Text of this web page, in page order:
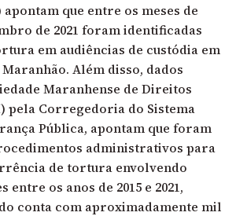
que entre os meses de
de 2021 foram identificadas
em audiências de custódia em
Além disso, dados
Maranhense de Direitos
pela Corregedoria do Sistema
Pública, apontam que foram
administrativos para
de tortura envolvendo
os anos de 2015 e 2021,
conta com aproximadamente mil